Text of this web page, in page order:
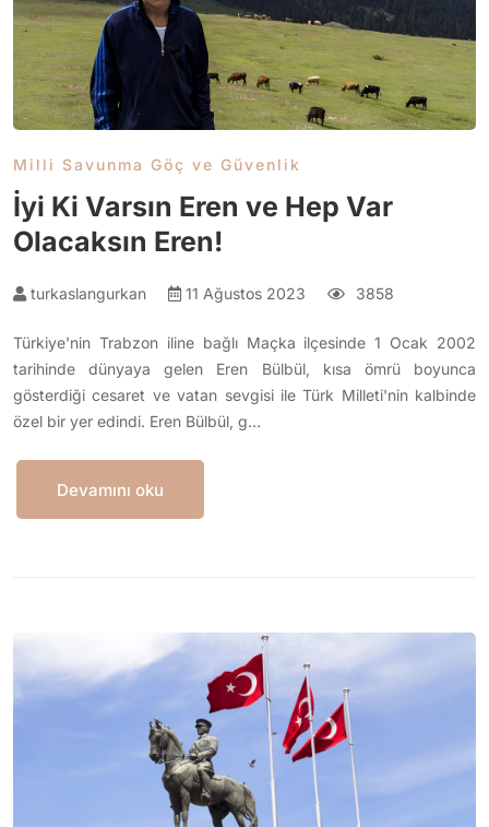
Milli Savunma Göç ve Güvenlik
İyi Ki Varsın Eren ve Hep Var
Olacaksın Eren!
turkaslangurkan 11 Ağustos 2023 3858
Türkiye'nin Trabzon iline bağlı Maçka ilçesinde 1 Ocak 2002
tarihinde dünyaya gelen Eren Bülbül, kısa ömrü boyunca
gösterdiği cesaret ve vatan sevgisi ile Türk Milleti'nin kalbinde
özel bir yer edindi. Eren Bülbül, g…
Devamını oku